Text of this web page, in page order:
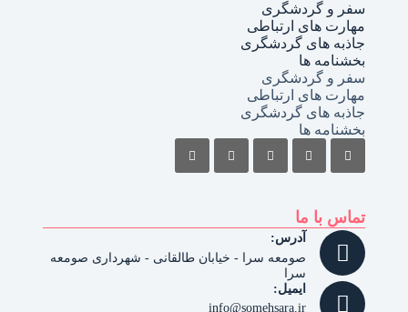
سفر و گردشگری
مهارت های ارتباطی
جاذبه های گردشگری
بخشنامه ها
سفر و گردشگری
مهارت های ارتباطی
جاذبه های گردشگری
بخشنامه ها
تماس با ما
آدرس:
صومعه سرا - خیابان طالقانی - شهرداری صومعه
سرا
ایمیل:
info@somehsara.ir